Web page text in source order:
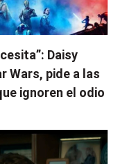
Daisy
Wars, pide a las
ignoren el odio